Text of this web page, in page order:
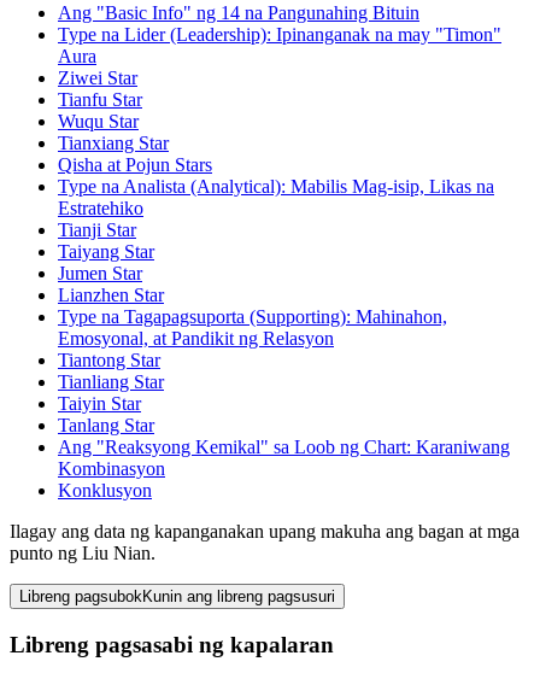
Ang "Basic Info" ng 14 na Pangunahing Bituin
Type na Lider (Leadership): Ipinanganak na may "Timon"
Aura
Ziwei Star
Tianfu Star
Wuqu Star
Tianxiang Star
Qisha at Pojun Stars
Type na Analista (Analytical): Mabilis Mag-isip, Likas na
Estratehiko
Tianji Star
Taiyang Star
Jumen Star
Lianzhen Star
Type na Tagapagsuporta (Supporting): Mahinahon,
Emosyonal, at Pandikit ng Relasyon
Tiantong Star
Tianliang Star
Taiyin Star
Tanlang Star
Ang "Reaksyong Kemikal" sa Loob ng Chart: Karaniwang
Kombinasyon
Konklusyon
Ilagay ang data ng kapanganakan upang makuha ang bagan at mga
punto ng Liu Nian.
Libreng pagsubok Kunin ang libreng pagsusuri
Libreng pagsasabi ng kapalaran